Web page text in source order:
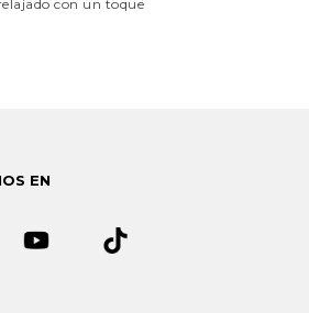
con un toque
EN